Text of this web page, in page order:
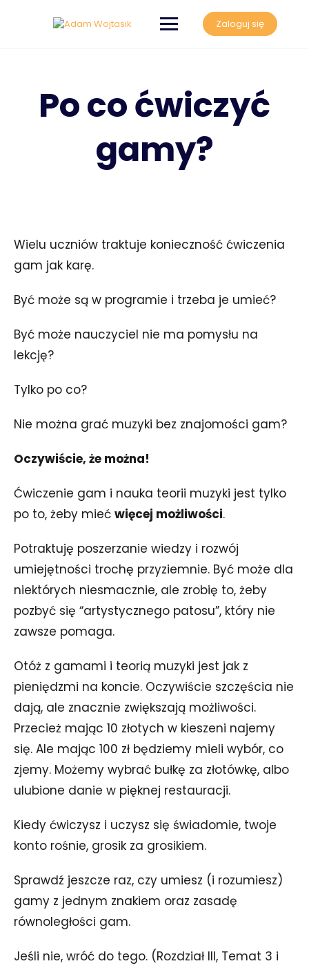
Zaloguj się
Po co ćwiczyć
gamy?
Wielu uczniów traktuje konieczność ćwiczenia
gam jak karę.
Być może są w programie i trzeba je umieć?
Być może nauczyciel nie ma pomysłu na
lekcję?
Tylko po co?
Nie można grać muzyki bez znajomości gam?
Oczywiście, że można!
Ćwiczenie gam i nauka teorii muzyki jest tylko
po to, żeby mieć więcej możliwości.
Potraktuję poszerzanie wiedzy i rozwój
umiejętności trochę przyziemnie. Być może dla
niektórych niesmacznie, ale zrobię to, żeby
pozbyć się “artystycznego patosu”, który nie
zawsze pomaga.
Otóż z gamami i teorią muzyki jest jak z
pieniędzmi na koncie. Oczywiście szczęścia nie
dają, ale znacznie zwiększają możliwości.
Przecież mając 10 złotych w kieszeni najemy
się. Ale mając 100 zł będziemy mieli wybór, co
zjemy. Możemy wybrać bułkę za złotówkę, albo
ulubione danie w pięknej restauracji.
Kiedy ćwiczysz i uczysz się świadomie, twoje
konto rośnie, grosik za grosikiem.
Sprawdź jeszcze raz, czy umiesz (i rozumiesz)
gamy z jednym znakiem oraz zasadę
równoległości gam.
Jeśli nie, wróć do tego. (Rozdział III, Temat 3 i